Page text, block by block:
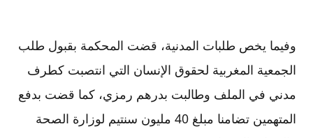
وفيما يخص طلبات المدنية، قضت المحكمة بقبول طلب
الجمعية المغربية لحقوق الإنسان التي انتصبت كطرف
مدني في الملف وطالبت بدرهم رمزي، كما قضت بدفع
المتهمين تضامنا مبلغ 40 مليون سنتيم لوزارة الصحة